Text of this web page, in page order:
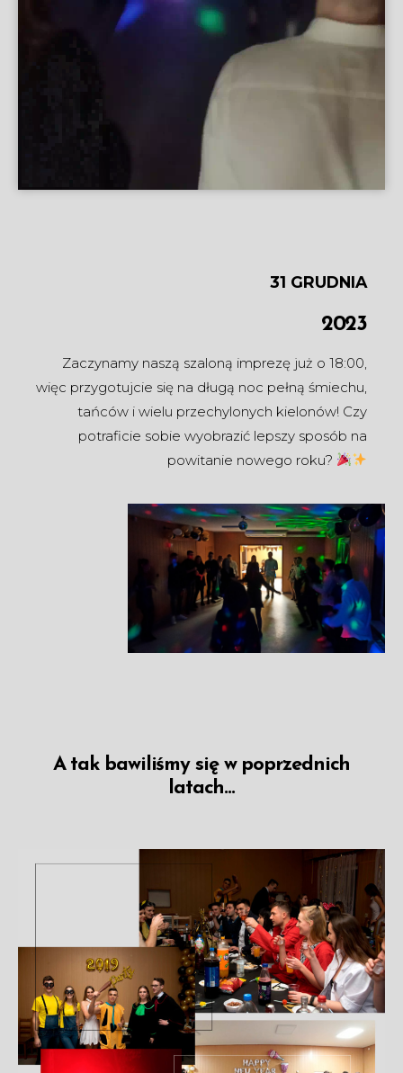
31 GRUDNIA
2023
Zaczynamy naszą szaloną imprezę już o 18:00,
więc przygotujcie się na długą noc pełną śmiechu,
tańców i wielu przechylonych kielonów! Czy
potraficie sobie wyobrazić lepszy sposób na
powitanie nowego roku?
A tak bawiliśmy się w poprzednich
latach...